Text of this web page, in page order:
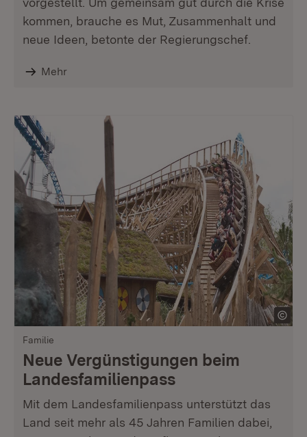
kommen, brauche es Mut, Zusammenhalt und
neue Ideen, betonte der Regierungschef.
Mehr
Familie
Neue Vergünstigungen beim
Landesfamilienpass
Mit dem Landesfamilienpass unterstützt das
Land seit mehr als 45 Jahren Familien dabei,